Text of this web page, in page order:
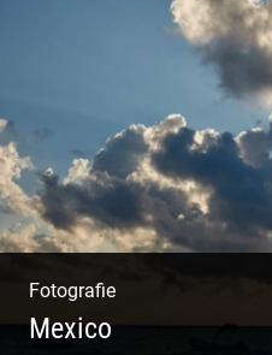
Sinnlich inszeniert,
Fotografie
Mexico